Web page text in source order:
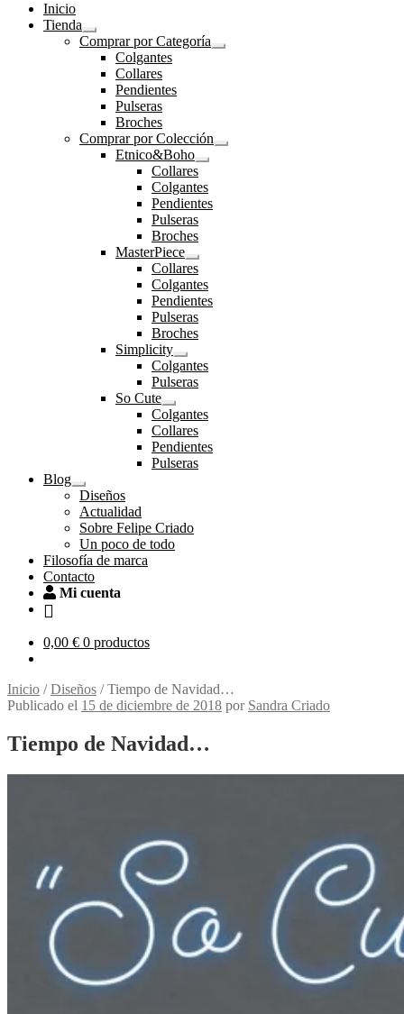
Inicio
Tienda
Expandir
el
menú
hijo
Comprar por Categoría
Expandir
Colgantes
Collares
Pendientes
Pulseras
Broches
Comprar por Colección
Expandir
Etnico&Boho
Expandir
menú
hijo
Collares
Colgantes
Pendientes
Pulseras
Broches
MasterPiece
Expandir
el
menú
hijo
Collares
Colgantes
Pendientes
Pulseras
Broches
Simplicity
Expandir
el
menú
Colgantes
Pulseras
So Cute
Expandir
el
menú
hijo
Colgantes
Collares
Pendientes
Pulseras
Blog
Expandir
el
menú
hijo
Diseños
Actualidad
Sobre Felipe Criado
Un poco de todo
Filosofía de marca
Contacto
Mi cuenta
0,00 € 0 productos
Inicio /Diseños /Tiempo de Navidad…
Publicado el 15 de diciembre de 2018 por Sandra Criado
Tiempo de Navidad…